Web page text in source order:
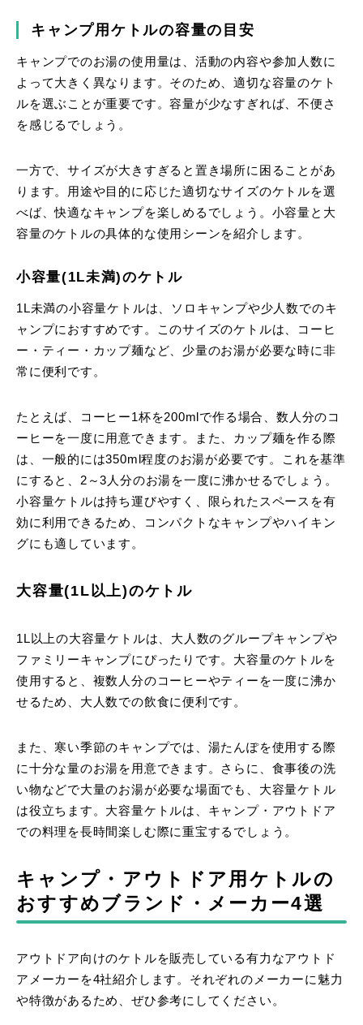
キャンプ用ケトルの容量の目安
キャンプでのお湯の使用量は、活動の内容や参加人数に
よって大きく異なります。そのため、適切な容量のケト
ルを選ぶことが重要です。容量が少なすぎれば、不便さ
を感じるでしょう。
一方で、サイズが大きすぎると置き場所に困ることがあ
ります。用途や目的に応じた適切なサイズのケトルを選
べば、快適なキャンプを楽しめるでしょう。 小容量と大
容量のケトルの具体的な使用シーンを紹介します。
小容量(1L未満)のケトル
1L未満の小容量ケトルは、ソロキャンプや少人数でのキ
ャンプにおすすめです。このサイズのケトルは、コーヒ
ー・ティー・カップ麺など、少量のお湯が必要な時に非
常に便利です。
たとえば、コーヒー1杯を200mlで作る場合、数人分のコ
ーヒーを一度に用意できます。また、カップ麺を作る際
は、一般的には350ml程度のお湯が必要です。これを基準
にすると、2～3人分のお湯を一度に沸かせるでしょう。
小容量ケトルは持ち運びやすく、限られたスペースを有
効に利用できるため、コンパクトなキャンプやハイキン
グにも適しています。
大容量(1L以上)のケトル
1L以上の大容量ケトルは、大人数のグループキャンプや
ファミリーキャンプにぴったりです。大容量のケトルを
使用すると、複数人分のコーヒーやティーを一度に沸か
せるため、大人数での飲食に便利です。
また、寒い季節のキャンプでは、湯たんぽを使用する際
に十分な量のお湯を用意できます。さらに、食事後の洗
い物などで大量のお湯が必要な場面でも、大容量ケトル
は役立ちます。大容量ケトルは、キャンプ・アウトドア
での料理を長時間楽しむ際に重宝するでしょう。
キャンプ・アウトドア用ケトルの
おすすめブランド・メーカー4選
アウトドア向けのケトルを販売している有力なアウトド
アメーカーを4社紹介します。それぞれのメーカーに魅力
や特徴があるため、ぜひ参考にしてください。